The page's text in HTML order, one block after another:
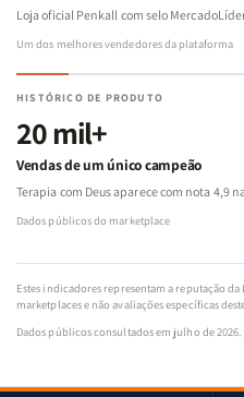
Loja oficial Penkall com selo
Um dos melhores vendedores da plataforma
HISTÓRICO DE PRODUTO
20 mil+
Vendas de um único campeão
Terapia com Deus aparece com nota 4,9
Dados públicos do marketplace
Estes indicadores representam a reputação
marketplaces e não avaliações específicas
Dados públicos consultados em julho de 2026.